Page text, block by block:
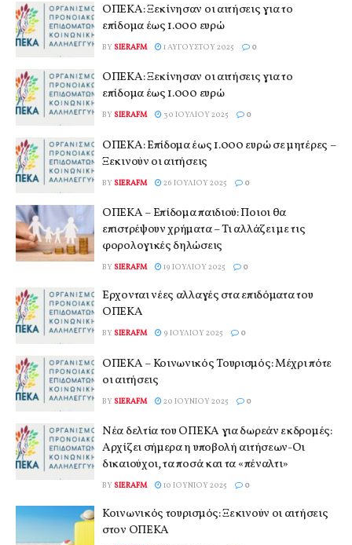
ΟΠΕΚΑ: Ξεκίνησαν οι αιτήσεις για το
επίδομα έως 1.000 ευρώ
BY SIERAFM 1 ΑΥΓΟΎΣΤΟΥ 2025 0
ΟΠΕΚΑ: Ξεκίνησαν οι αιτήσεις για το
επίδομα έως 1.000 ευρώ
BY SIERAFM 30 ΙΟΥΛΊΟΥ 2025 0
ΟΠΕΚΑ: Επίδομα έως 1.000 ευρώ σε μητέρες –
Ξεκινούν οι αιτήσεις
BY SIERAFM 26 ΙΟΥΛΊΟΥ 2025 0
ΟΠΕΚΑ – Επίδομα παιδιού: Ποιοι θα
επιστρέψουν χρήματα – Τι αλλάζει με τις
φορολογικές δηλώσεις
BY SIERAFM 19 ΙΟΥΛΊΟΥ 2025 0
Έρχονται νέες αλλαγές στα επιδόματα του
ΟΠΕΚΑ
BY SIERAFM 9 ΙΟΥΛΊΟΥ 2025 0
ΟΠΕΚΑ – Κοινωνικός Τουρισμός: Μέχρι πότε
οι αιτήσεις
BY SIERAFM 20 ΙΟΥΝΊΟΥ 2025 0
Νέα δελτία του ΟΠΕΚΑ για δωρεάν εκδρομές:
Αρχίζει σήμερα η υποβολή αιτήσεων-Οι
δικαιούχοι, τα ποσά και τα «πέναλτι»
BY SIERAFM 10 ΙΟΥΝΊΟΥ 2025 0
Κοινωνικός τουρισμός: Ξεκινούν οι αιτήσεις
στον ΟΠΕΚΑ